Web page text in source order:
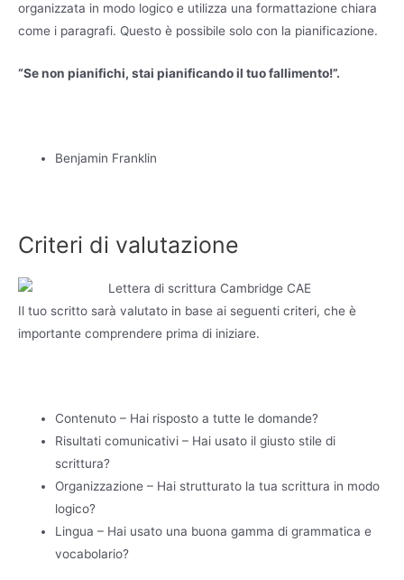
organizzata in modo logico e utilizza una formattazione chiara
come i paragrafi. Questo è possibile solo con la pianificazione.
“Se non pianifichi, stai pianificando il tuo fallimento!”.
Benjamin Franklin
Criteri di valutazione
Il tuo scritto sarà valutato in base ai seguenti criteri, che è
importante comprendere prima di iniziare.
Contenuto – Hai risposto a tutte le domande?
Risultati comunicativi – Hai usato il giusto stile di
scrittura?
Organizzazione – Hai strutturato la tua scrittura in modo
logico?
Lingua – Hai usato una buona gamma di grammatica e
vocabolario?